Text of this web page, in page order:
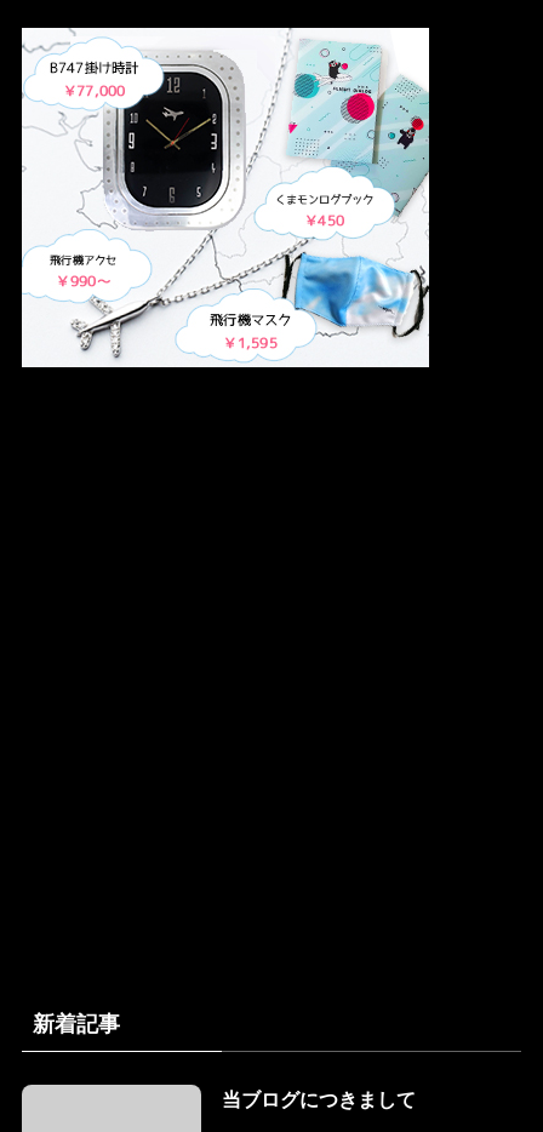
新着記事
当ブログにつきまして